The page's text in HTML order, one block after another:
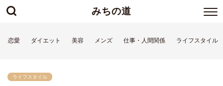
みちの道
恋愛 ダイエット 美容 メンズ 仕事・人間関係 ライフスタイル
ライフスタイル